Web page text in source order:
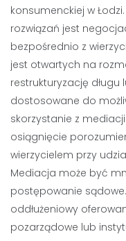
konsumenckiej w
rozwiązań jest
bezpośrednio z
jest otwartych na
restrukturyzację długu
dostosowane do
skorzystanie z
osiągnięcie
wierzycielem przy
Mediacja może być
postępowanie
oddłużeniowy
pozarządowe lub